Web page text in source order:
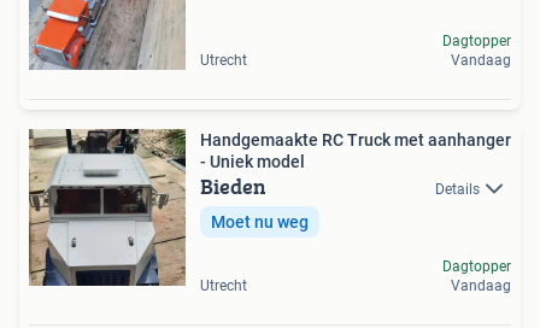
Utrecht
Dagtopper
Vandaag
Handgemaakte RC Truck met aanhanger
- Uniek model
Bieden Details
Moet nu weg
Utrecht
Dagtopper
Vandaag